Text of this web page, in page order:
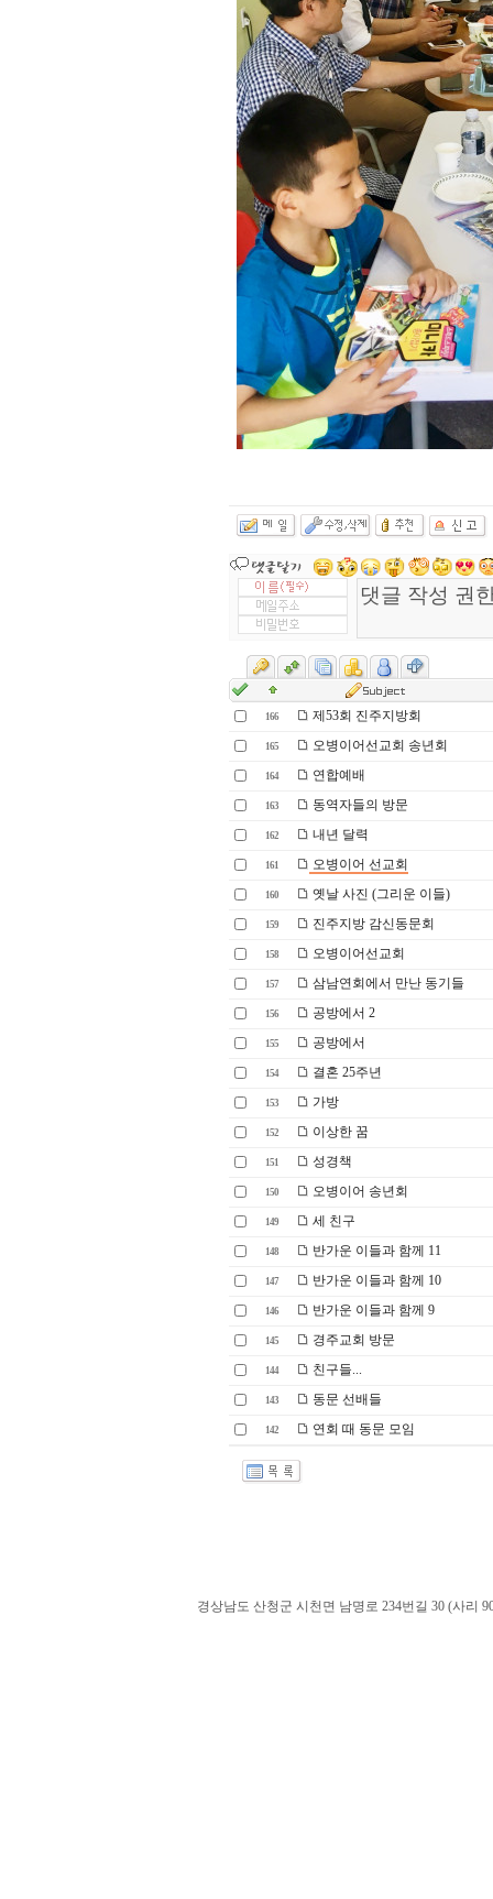
166 제53회 진주지방회
165 오병이어선교회 송년회
164 연합예배
163 동역자들의 방문
162 내년 달력
161 오병이어 선교회
160 옛날 사진 (그리운 이들)
159 진주지방 감신동문회
158 오병이어선교회
157 삼남연회에서 만난 동기들
156 공방에서 2
155 공방에서
154 결혼 25주년
153 가방
152 이상한 꿈
151 성경책
150 오병이어 송년회
149 세 친구
148 반가운 이들과 함께 11
147 반가운 이들과 함께 10
146 반가운 이들과 함께 9
145 경주교회 방문
144 친구들...
143 동문 선배들
142 연회 때 동문 모임
경상남도 산청군 시천면 남명로 234번길 30 (사리